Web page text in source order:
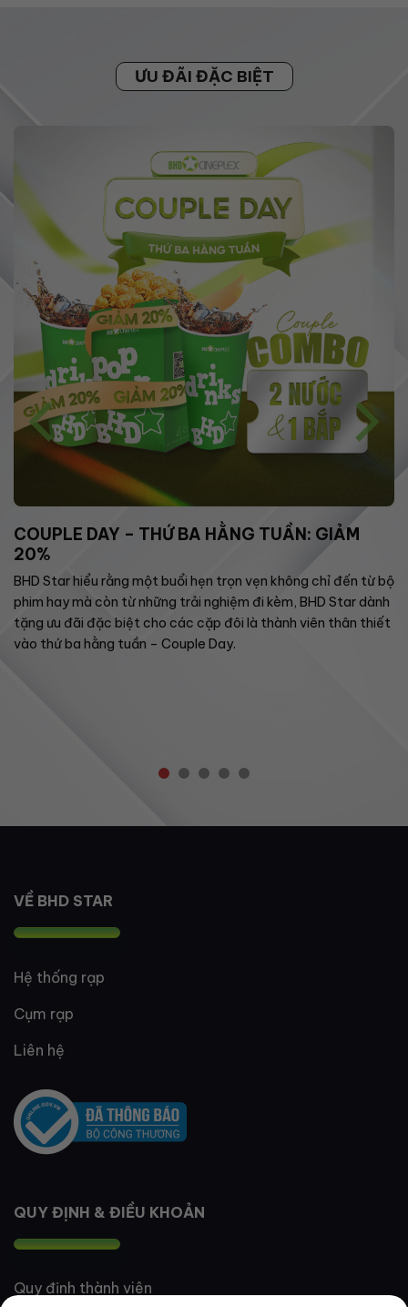
ƯU ĐÃI ĐẶC BIỆT
COUPLE DAY – THỨ BA HẰNG TUẦN: GIẢM
20%
BHD Star hiểu rằng một buổi hẹn trọn vẹn không chỉ đến từ bộ
phim hay mà còn từ những trải nghiệm đi kèm, BHD Star dành
tặng ưu đãi đặc biệt cho các cặp đôi là thành viên thân thiết
vào thứ ba hằng tuần – Couple Day.
VỀ BHD STAR
Hệ thống rạp
Cụm rạp
Liên hệ
QUY ĐỊNH & ĐIỀU KHOẢN
Quy định thành viên